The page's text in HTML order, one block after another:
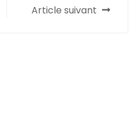
Article suivant